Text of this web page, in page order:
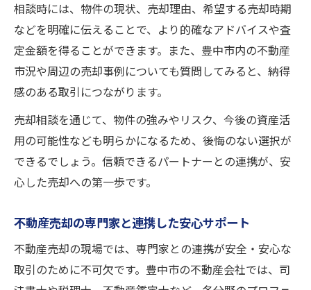
相談時には、物件の現状、売却理由、希望する売却時期
などを明確に伝えることで、より的確なアドバイスや査
定金額を得ることができます。また、豊中市内の不動産
市況や周辺の売却事例についても質問してみると、納得
感のある取引につながります。
売却相談を通じて、物件の強みやリスク、今後の資産活
用の可能性なども明らかになるため、後悔のない選択が
できるでしょう。信頼できるパートナーとの連携が、安
心した売却への第一歩です。
不動産売却の専門家と連携した安心サポート
不動産売却の現場では、専門家との連携が安全・安心な
取引のために不可欠です。豊中市の不動産会社では、司